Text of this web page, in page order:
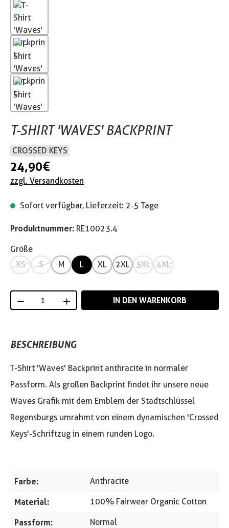
T-SHIRT 'WAVES' BACKPRINT
CROSSED KEYS
24,90 €
zzgl. Versandkosten
Sofort verfügbar, Lieferzeit: 2-5 Tage
Produktnummer: RE10023.4
Größe
XS
S M L XL 2XL 3XL 4XL
Produkt Anzahl: Gib den gewünschten
IN DEN WARENKORB
BESCHREIBUNG
T-Shirt 'Waves' Backprint anthracite in normaler
Passform. Als großen Backprint findet ihr unsere neue
Waves Grafik mit dem Emblem der Stadtschlüssel
Regensburgs umrahmt von einem dynamischen 'Crossed
Keys'-Schriftzug in einem runden Logo.
Farbe: Anthracite
Material: 100% Fairwear Organic Cotton
Passform: Normal